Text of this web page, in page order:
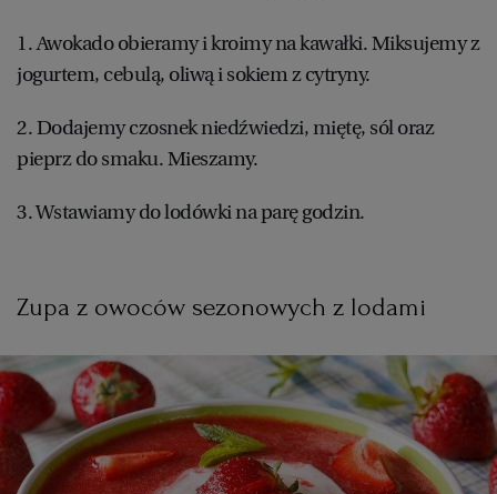
1. Awokado obieramy i kroimy na kawałki. Miksujemy z
jogurtem, cebulą, oliwą i sokiem z cytryny.
2. Dodajemy czosnek niedźwiedzi, miętę, sól oraz
pieprz do smaku. Mieszamy.
3. Wstawiamy do lodówki na parę godzin.
Zupa z owoców sezonowych z lodami